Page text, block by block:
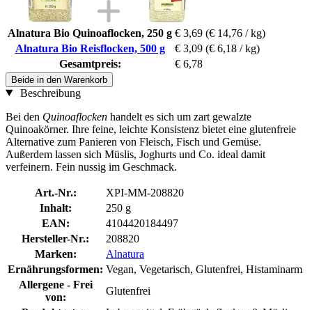
Alnatura Bio Quinoaflocken, 250 g € 3,69 (€ 14,76 / kg)
Alnatura Bio Reisflocken, 500 g
€ 3,09 (€ 6,18 / kg)
Gesamtpreis:
€ 6,78
Beide in den Warenkorb
Beschreibung
Bei den Quinoaflocken handelt es sich um zart gewalzte
Quinoakörner. Ihre feine, leichte Konsistenz bietet eine glutenfreie
Alternative zum Panieren von Fleisch, Fisch und Gemüse.
Außerdem lassen sich Müslis, Joghurts und Co. ideal damit
verfeinern. Fein nussig im Geschmack.
Art.-Nr.:
XPI-MM-208820
Inhalt:
250 g
EAN:
4104420184497
Hersteller-Nr.:
208820
Marken:
Alnatura
Ernährungsformen: Vegan, Vegetarisch, Glutenfrei, Histaminarm
Allergene - Frei
von:
Glutenfrei